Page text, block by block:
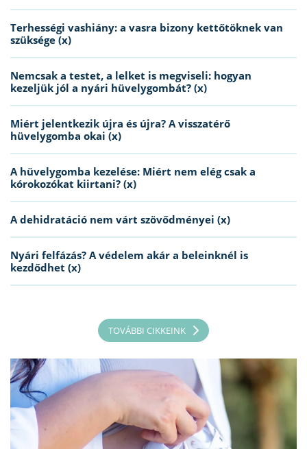
Terhességi vashiány: a vasra bizony kettőtöknek van
szüksége (x)
Nemcsak a testet, a lelket is megviseli: hogyan
kezeljük jól a nyári hüvelygombát? (x)
Miért jelentkezik újra és újra? A visszatérő
hüvelygomba okai (x)
A hüvelygomba kezelése: Miért nem elég csak a
kórokozókat kiirtani? (x)
A dehidratáció nem várt szövődményei (x)
Nyári felfázás? A védelem akár a beleinknél is
kezdődhet (x)
TOVÁBBI CIKKEINK